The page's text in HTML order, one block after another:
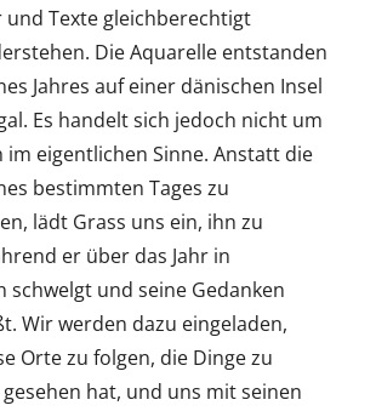
und Texte gleichberechtigt
Die Aquarelle entstanden
Jahres auf einer dänischen Insel
Es handelt sich jedoch nicht um
im eigentlichen Sinne. Anstatt die
bestimmten Tages zu
lädt Grass uns ein, ihn zu
er über das Jahr in
schwelgt und seine Gedanken
Wir werden dazu eingeladen,
Orte zu folgen, die Dinge zu
hat, und uns mit seinen